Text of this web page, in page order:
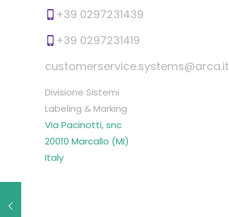
+39 0297231439
+39 0297231419
customerservice.systems@arca.it
Divisione Sistemi
Labeling & Marking
Via Pacinotti, snc
20010 Marcallo (MI)
Italy